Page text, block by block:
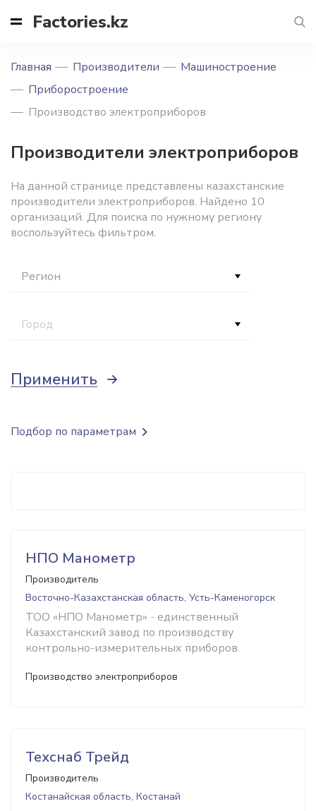
Factories.kz
Главная Производители
Машиностроение
Приборостроение
Производство электроприборов
Производители электроприборов
На данной странице представлены казахстанские
производители электроприборов. Найдено 10
организаций. Для поиска по нужному региону
воспользуйтесь фильтром.
Регион
Город
Применить
НПО Манометр
Производитель
Восточно-Казахстанская область, Усть-Каменогорск
ТОО «НПО Манометр» - единственный
Казахстанский завод по производству
контрольно-измерительных приборов.
Производство электроприборов
Техснаб Трейд
Производитель
Костанайская область, Костанай
Подбор по параметрам